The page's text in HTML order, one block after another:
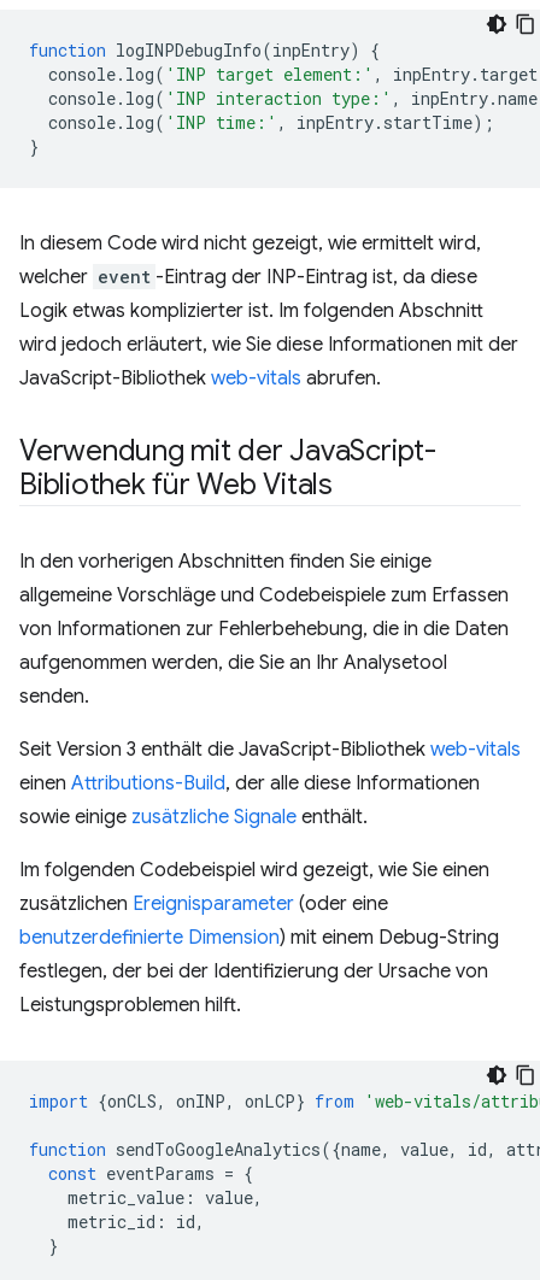
function logINPDebugInfo(inpEntry)
{
console. log( 'INP target element:' , inpEntry. target
console. log( 'INP interaction type:' , inpEntry.name
console. log( 'INP time:' , inpEntry. startTime);
}
In diesem Code wird nicht gezeigt, wie ermittelt wird,
welcher event -Eintrag der INP-Eintrag ist, da diese
Logik etwas komplizierter ist. Im folgenden Abschnitt
wird jedoch erläutert, wie Sie diese Informationen mit der
JavaScript-Bibliothek web-vitals abrufen.
Verwendung mit der JavaScript-
Bibliothek für Web Vitals
In den vorherigen Abschnitten finden Sie einige
allgemeine Vorschläge und Codebeispiele zum Erfassen
von Informationen zur Fehlerbehebung, die in die Daten
aufgenommen werden, die Sie an Ihr Analysetool
senden.
Seit Version 3 enthält die JavaScript-Bibliothek web-vitals
einen Attributions-Build, der alle diese Informationen
sowie einige zusätzliche Signale enthält.
Im folgenden Codebeispiel wird gezeigt, wie Sie einen
zusätzlichen Ereignisparameter (oder eine
benutzerdefinierte Dimension) mit einem Debug-String
festlegen, der bei der Identifizierung der Ursache von
Leistungsproblemen hilft.
import {onCLS, onINP, onLCP} from 'web-vitals/
function sendToGoogleAnalytics({name, value, id,
const eventParams = {
metric_value : value,
metric_id : id,
}